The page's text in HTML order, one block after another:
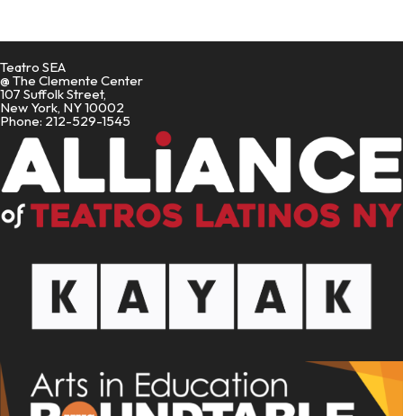
Teatro SEA
@ The Clemente Center
107 Suffolk Street,
New York, NY 10002
Phone: 212-529-1545